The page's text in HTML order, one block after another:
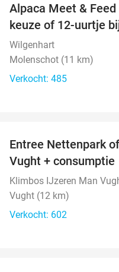
Alpaca Meet &
keuze of 12-uurtje
Wilgenhart
Molenschot (11 km)
Verkocht: 485
Entree Nettenpark
Vught + consumptie
Klimbos IJzeren Man
Vught (12 km)
Verkocht: 602